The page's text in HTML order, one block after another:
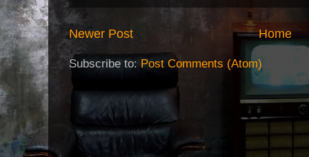
Newer Post Home
Subscribe to: Post Comments (Atom)